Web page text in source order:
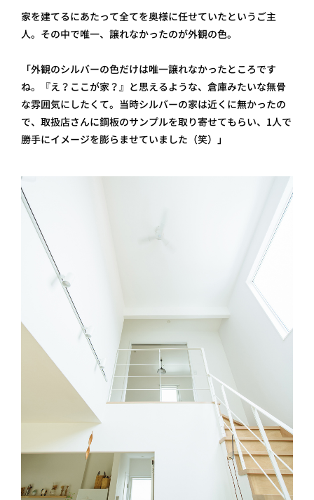
家を建てるにあたって全てを奥様に任せていたというご主
人。その中で唯一、譲れなかったのが外観の色。
「外観のシルバーの色だけは唯一譲れなかったところです
ね。『え？ここが家？』と思えるような、倉庫みたいな無骨
な雰囲気にしたくて。当時シルバーの家は近くに無かったの
で、取扱店さんに鋼板のサンプルを取り寄せてもらい、1人で
勝手にイメージを膨らませていました（笑）」